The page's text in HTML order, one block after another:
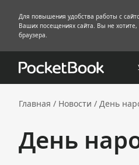
Для повышения удобства работы с
Ваших посещениях сайта. Вы не
браузера.
Главная / Новости / День
День